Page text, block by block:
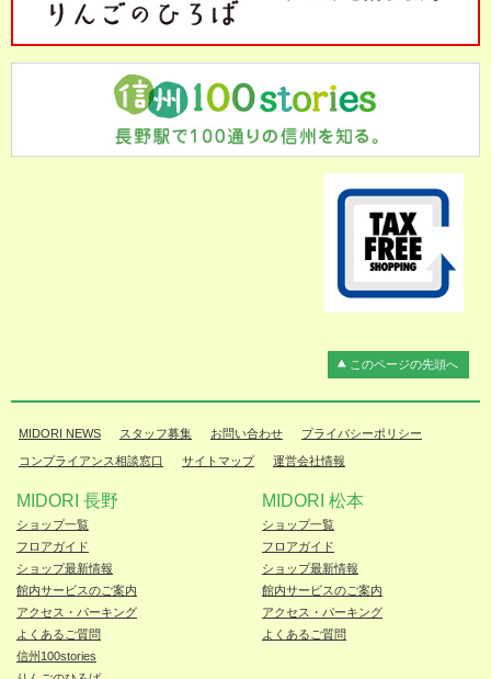
このページの先頭へ
MIDORI NEWS スタッフ募集 お問い合わせ プライバシーポリシー
コンプライアンス相談窓口 サイトマップ 運営会社情報
MIDORI 長野
ショップ一覧
フロアガイド
ショップ最新情報
館内サービスのご案内
アクセス・パーキング
よくあるご質問
信州100stories
MIDORI 松本
ショップ一覧
フロアガイド
ショップ最新情報
館内サービスのご案内
アクセス・パーキング
よくあるご質問